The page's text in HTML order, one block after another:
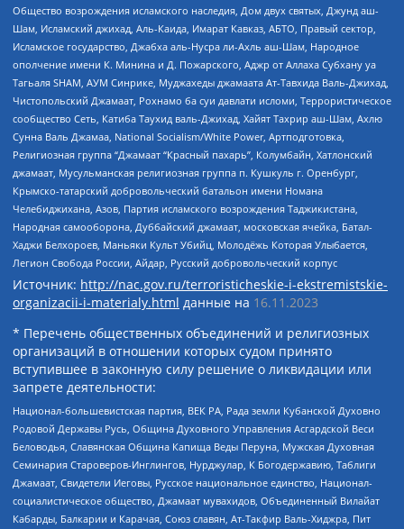
Общество возрождения исламского наследия, Дом двух святых, Джунд аш-
Шам, Исламский джихад, Аль-Каида, Имарат Кавказ, АБТО, Правый сектор,
Исламское государство, Джабха аль-Нусра ли-Ахль аш-Шам, Народное
ополчение имени К. Минина и Д. Пожарского, Аджр от Аллаха Субхану уа
Тагьаля SHAM, АУМ Синрике, Муджахеды джамаата Ат-Тавхида Валь-Джихад,
Чистопольский Джамаат, Рохнамо ба суи давлати исломи, Террористическое
сообщество Сеть, Катиба Таухид валь-Джихад, Хайят Тахрир аш-Шам, Ахлю
Сунна Валь Джамаа, National Socialism/White Power, Артподготовка,
Религиозная группа “Джамаат “Красный пахарь”, Колумбайн, Хатлонский
джамаат, Мусульманская религиозная группа п. Кушкуль г. Оренбург,
Крымско-татарский добровольческий батальон имени Номана
Челебиджихана, Азов, Партия исламского возрождения Таджикистана,
Народная самооборона, Дуббайский джамаат, московская ячейка, Батал-
Хаджи Белхороев, Маньяки Культ Убийц, Молодёжь Которая Улыбается,
Легион Свобода России, Айдар, Русский добровольческий корпус
Источник: http://nac.gov.ru/terroristicheskie-i-ekstremistskie-
organizacii-i-materialy.html данные на 16.11.2023
* Перечень общественных объединений и религиозных
организаций в отношении которых судом принято
вступившее в законную силу решение о ликвидации или
запрете деятельности:
Национал-большевистская партия, ВЕК РА, Рада земли Кубанской Духовно
Родовой Державы Русь, Община Духовного Управления Асгардской Веси
Беловодья, Славянская Община Капища Веды Перуна, Мужская Духовная
Семинария Староверов-Инглингов, Нурджулар, К Богодержавию, Таблиги
Джамаат, Свидетели Иеговы, Русское национальное единство, Национал-
социалистическое общество, Джамаат мувахидов, Объединенный Вилайат
Кабарды, Балкарии и Карачая, Союз славян, Ат-Такфир Валь-Хиджра, Пит